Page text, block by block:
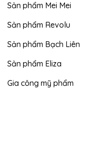
Sản phẩm Mei Mei
Sản phẩm Revolu
Sản phẩm Bạch Liên
Sản phẩm Eliza
Gia công mỹ phẩm